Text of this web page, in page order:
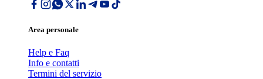
Area personale
Help e Faq
Info e contatti
Termini del servizio